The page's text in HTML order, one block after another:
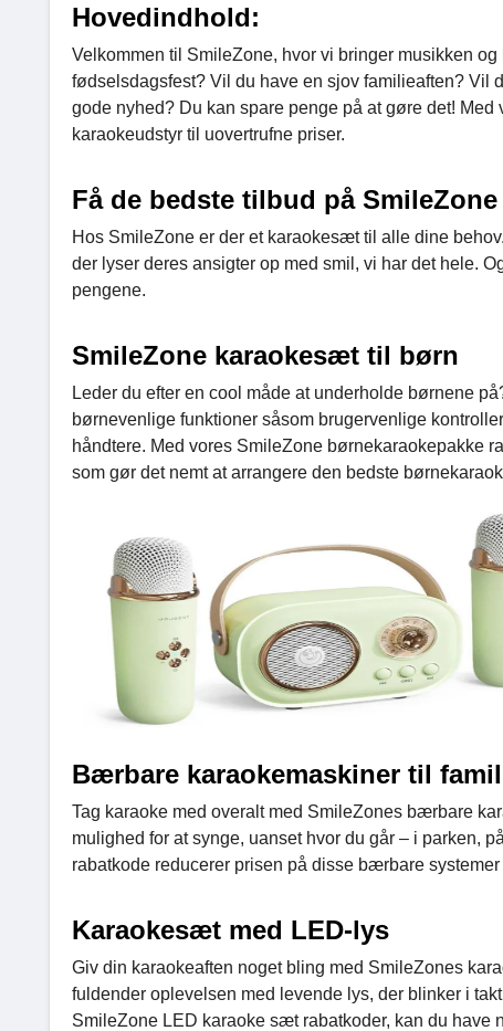
Hovedindhold:
Velkommen til SmileZone, hvor vi bringer musikken
fødselsdagsfest? Vil du have en sjov familieaften? Vil
gode nyhed? Du kan spare penge på at gøre det!
karaokeudstyr til uovertrufne priser.
Få de bedste tilbud på
Hos SmileZone er der et karaokesæt til alle dine
der lyser deres ansigter op med smil, vi har det hele.
pengene.
SmileZone karaokesæt til børn
Leder du efter en cool måde at underholde børnene
børnevenlige funktioner såsom brugervenlige
håndtere. Med vores SmileZone børnekaraokepakke
som gør det nemt at arrangere den bedste
Bærbare karaokemaskiner til
Tag karaoke med overalt med SmileZones bærbare
mulighed for at synge, uanset hvor du går – i parken,
rabatkode reducerer prisen på disse bærbare
Karaokesæt med LED-lys
Giv din karaokeaften noget bling med SmileZones
fuldender oplevelsen med levende lys, der blinker i
SmileZone LED karaoke sæt rabatkoder, kan du have